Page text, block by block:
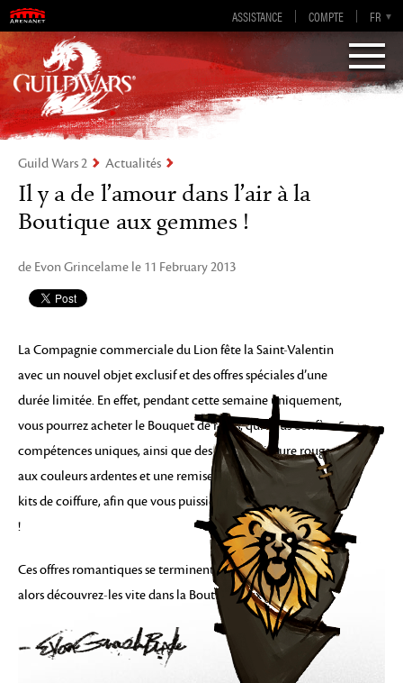
ASSISTANCE COMPTE FR
EN
DE
ES
EN-GB
Visions of Eternity
Guild Wars 2
Guild Wars 2 Actualités
Il y a de l’amour dans l’air à la
Boutique aux gemmes !
de Evon Grincelame le 11 February 2013
La Compagnie commerciale du Lion fête la Saint-Valentin
avec un nouvel objet exclusif et des offres spéciales d’une
durée limitée. En effet, pendant cette semaine uniquement,
vous pourrez acheter le Bouquet de roses, qui vous confère 5
compétences uniques, ainsi que des kits de teinture rouge
aux couleurs ardentes et une remise exceptionnelle sur les
kits de coiffure, afin que vous puissiez faire chavirer les cœurs
!
Ces offres romantiques se terminent le 18 février prochain,
alors découvrez-les vite dans la Boutique aux gemmes !